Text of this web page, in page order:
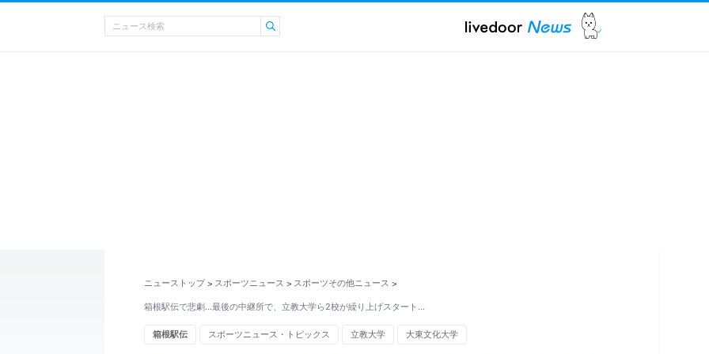
ニューストップ > スポーツニュース > スポーツその他ニュース >
箱根駅伝で悲劇…最後の中継所で、立教大学ら2校が繰り上げスタート…
箱根駅伝 スポーツニュース・トピックス 立教大学 大東文化大学